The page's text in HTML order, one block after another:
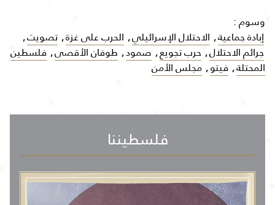
وسوم :
إبادة جماعية, الاحتلال الإسرائيلي, الحرب على غزة, تصويت,
جرائم الاحتلال, حرب تجويع, صمود, طوفان الأقصى, فلسطين
المحتلة, فيتو, مجلس الأمن
فلسطيننا